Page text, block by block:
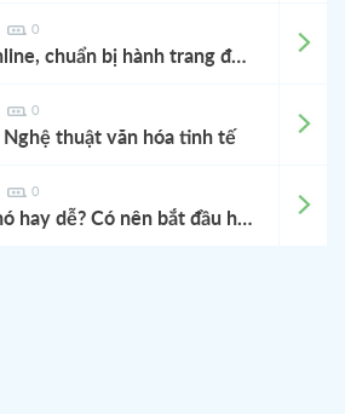
0
Học tiếng Nhật online, chuẩn bị hành trang đến Nhật!
0
Nghệ thuật văn hóa tinh tế
0
Học tiếng Nhật khó hay dễ? Có nên bắt đầu học tiếng Nhật